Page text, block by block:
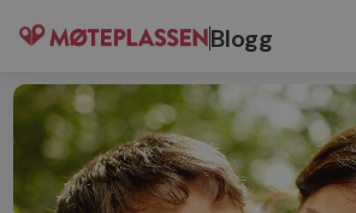
Blogg